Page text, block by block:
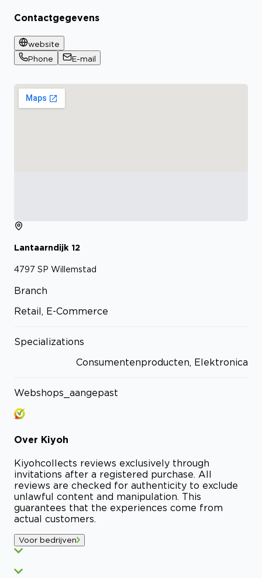
Contactgegevens
website
Phone
E-mail
Lantaarndijk 12
4797 SP Willemstad
Branch
Retail, E-Commerce
Specializations
Consumentenproducten, Elektronica
Webshops_aangepast
Over Kiyoh
Kiyohcollects reviews exclusively through
invitations after a registered purchase. All
reviews are checked for authenticity to exclude
unlawful content and manipulation. This
guarantees that the experiences come from
actual customers.
Voor bedrijven